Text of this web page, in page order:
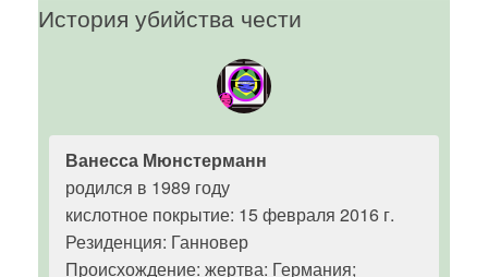
История убийства чести
Ванесса Мюнстерманн
родился в 1989 году
кислотное покрытие: 15 февраля 2016 г.
Резиденция: Ганновер
Происхождение: жертва: Германия;